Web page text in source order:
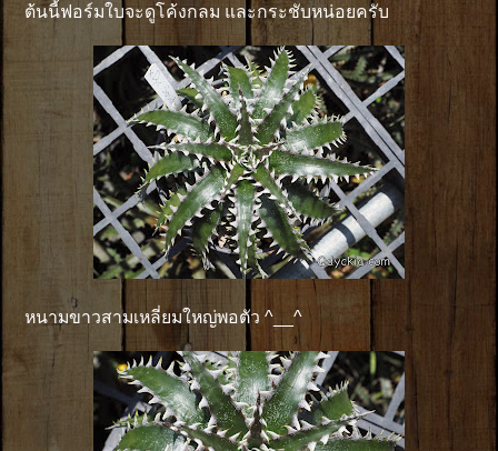
ต้นนี้ฟอร์มใบจะดูโค้งกลม และกระชับหน่อยครับ
หนามขาวสามเหลี่ยมใหญ่พอตัว ^__^